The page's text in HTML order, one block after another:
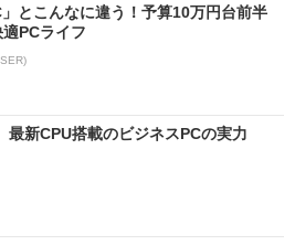
」とこんなに違う！予算10万円台前半
PCライフ
最新CPU搭載のビジネスPCの実力